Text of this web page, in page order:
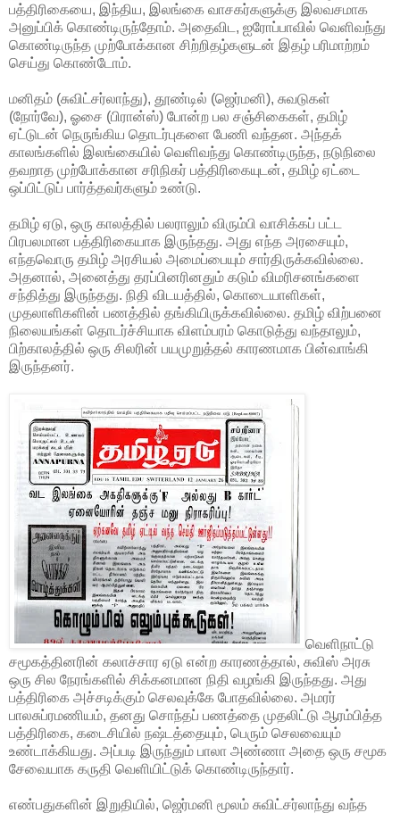
பத்திரிகையை, இந்திய, இலங்கை வாசகர்களுக்கு இலவசமாக
அனுப்பிக் கொண்டிருந்தோம். அதைவிட, ஐரோப்பாவில் வெளிவந்து
கொண்டிருந்த முற்போக்கான சிற்றிதழ்களுடன் இதழ் பரிமாற்றம்
செய்து கொண்டோம்.
மனிதம் (சுவிட்சர்லாந்து), தூண்டில் (ஜெர்மனி), சுவடுகள்
(நோர்வே), ஓசை (பிரான்ஸ்) போன்ற பல சஞ்சிகைகள், தமிழ்
ஏட்டுடன் நெருங்கிய தொடர்புகளை பேணி வந்தன. அந்தக்
காலங்களில் இலங்கையில் வெளிவந்து கொண்டிருந்த, நடுநிலை
தவறாத முற்போக்கான சரிநிகர் பத்திரிகையுடன், தமிழ் ஏட்டை
ஒப்பிட்டுப் பார்த்தவர்களும் உண்டு.
தமிழ் ஏடு, ஒரு காலத்தில் பலராலும் விரும்பி வாசிக்கப் பட்ட
பிரபலமான பத்திரிகையாக இருந்தது. அது எந்த அரசையும்,
எந்தவொரு தமிழ் அரசியல் அமைப்பையும் சார்திருக்கவில்லை.
அதனால், அனைத்து தரப்பினரினதும் கடும் விமரிசனங்களை
சந்தித்து இருந்தது. நிதி விடயத்தில், கொடையாளிகள்,
முதலாளிகளின் பணத்தில் தங்கியிருக்கவில்லை. தமிழ் விற்பனை
நிலையங்கள் தொடர்ச்சியாக விளம்பரம் கொடுத்து வந்தாலும்,
பிற்காலத்தில் ஒரு சிலரின் பயமுறுத்தல் காரணமாக பின்வாங்கி
இருந்தனர்.
வெளிநாட்டு
சமூகத்தினரின் கலாச்சார ஏடு என்ற காரணத்தால், சுவிஸ் அரசு
ஒரு சில நேரங்களில் சிக்கனமான நிதி வழங்கி இருந்தது. அது
பத்திரிகை அச்சடிக்கும் செலவுக்கே போதவில்லை. அமரர்
பாலசுப்ரமணியம், தனது சொந்தப் பணத்தை முதலிட்டு ஆரம்பித்த
பத்திரிகை, கடைசியில் நஷ்டத்தையும், பெரும் செலவையும்
உண்டாக்கியது. அப்படி இருந்தும் பாலா அண்ணா அதை ஒரு சமூக
சேவையாக கருதி வெளியிட்டுக் கொண்டிருந்தார்.
எண்பதுகளின் இறுதியில், ஜெர்மனி மூலம் சுவிட்சர்லாந்து வந்த